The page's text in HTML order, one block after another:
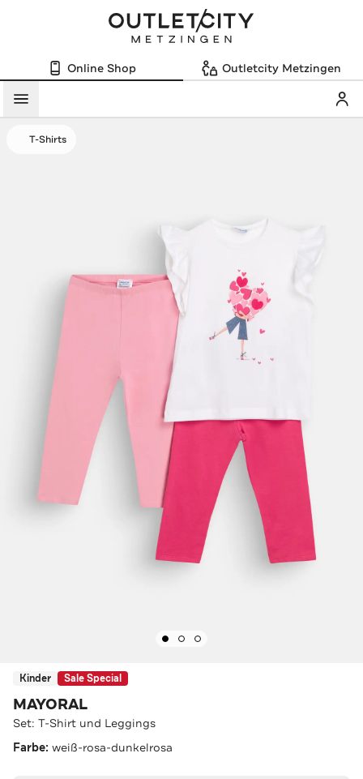
Online Shop Outletcity Metzingen
Menü
T-Shirts
Kinder Sale Special
MAYORAL
Set: T-Shirt und Leggings
Farbe: weiß-rosa-dunkelrosa